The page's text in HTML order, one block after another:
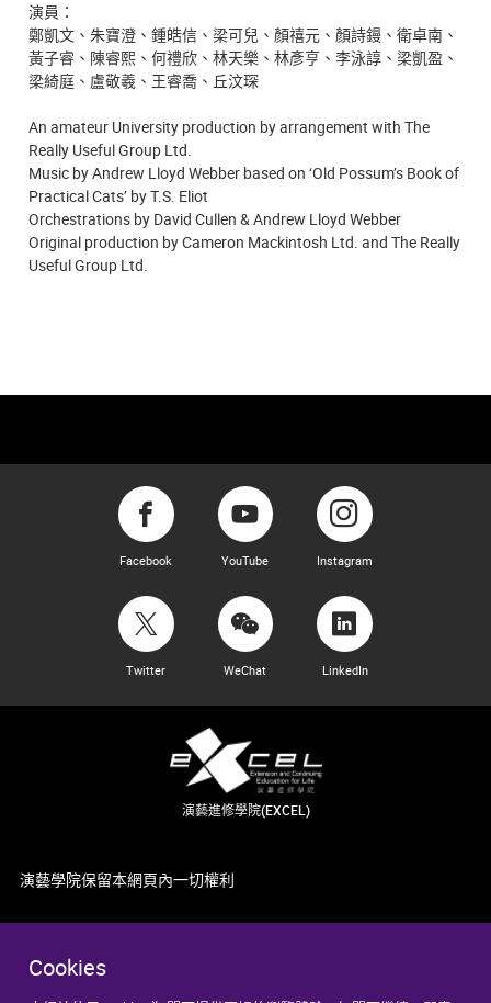
Cookies
演員：
鄭凱文、朱寶澄、鍾皓信、梁可兒、顏禧元、顏詩鏝、衛卓南、
黃子睿、陳睿熙、何禮欣、林天樂、林彥亨、李泳諄、梁凱盈、
梁綺庭、盧敬羲、王睿喬、丘汶琛
An amateur University production by arrangement with The
Really Useful Group Ltd.
Music by Andrew Lloyd Webber based on ‘Old Possum’s Book of
Practical Cats’ by T.S. Eliot
Orchestrations by David Cullen & Andrew Lloyd Webber
Original production by Cameron Mackintosh Ltd. and The Really
Useful Group Ltd.
Facebook YouTube Instagram
Twitter WeChat LinkedIn
演藝進修學院(EXCEL)
演藝學院保留本網頁內一切權利